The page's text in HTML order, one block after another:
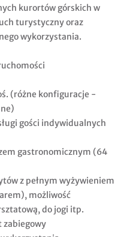
kurortów górskich w
turystyczny oraz
wykorzystania.
(różne konfiguracje -
gości indywidualnych
gastronomicznym (64
z pełnym wyżywieniem
możliwość
do jogi itp.
zabiegowy